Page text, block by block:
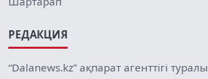
РЕДАКЦИЯ
“Dalanews.kz” ақпарат агенттігі туралы